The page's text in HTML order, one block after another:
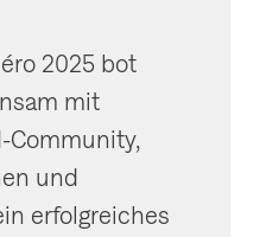
2025 bot
mit
Community,
und
erfolgreiches